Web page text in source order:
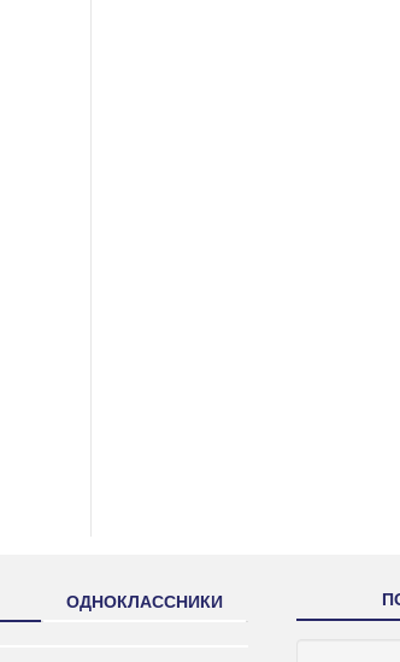
ОДНОКЛАССНИКИ